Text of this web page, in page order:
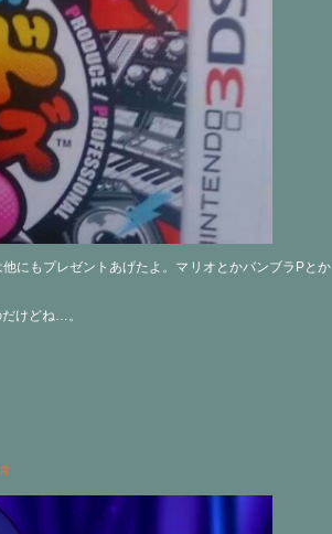
にもプレゼントあげたよ。マリオとかバンブラPとか
けどね…。